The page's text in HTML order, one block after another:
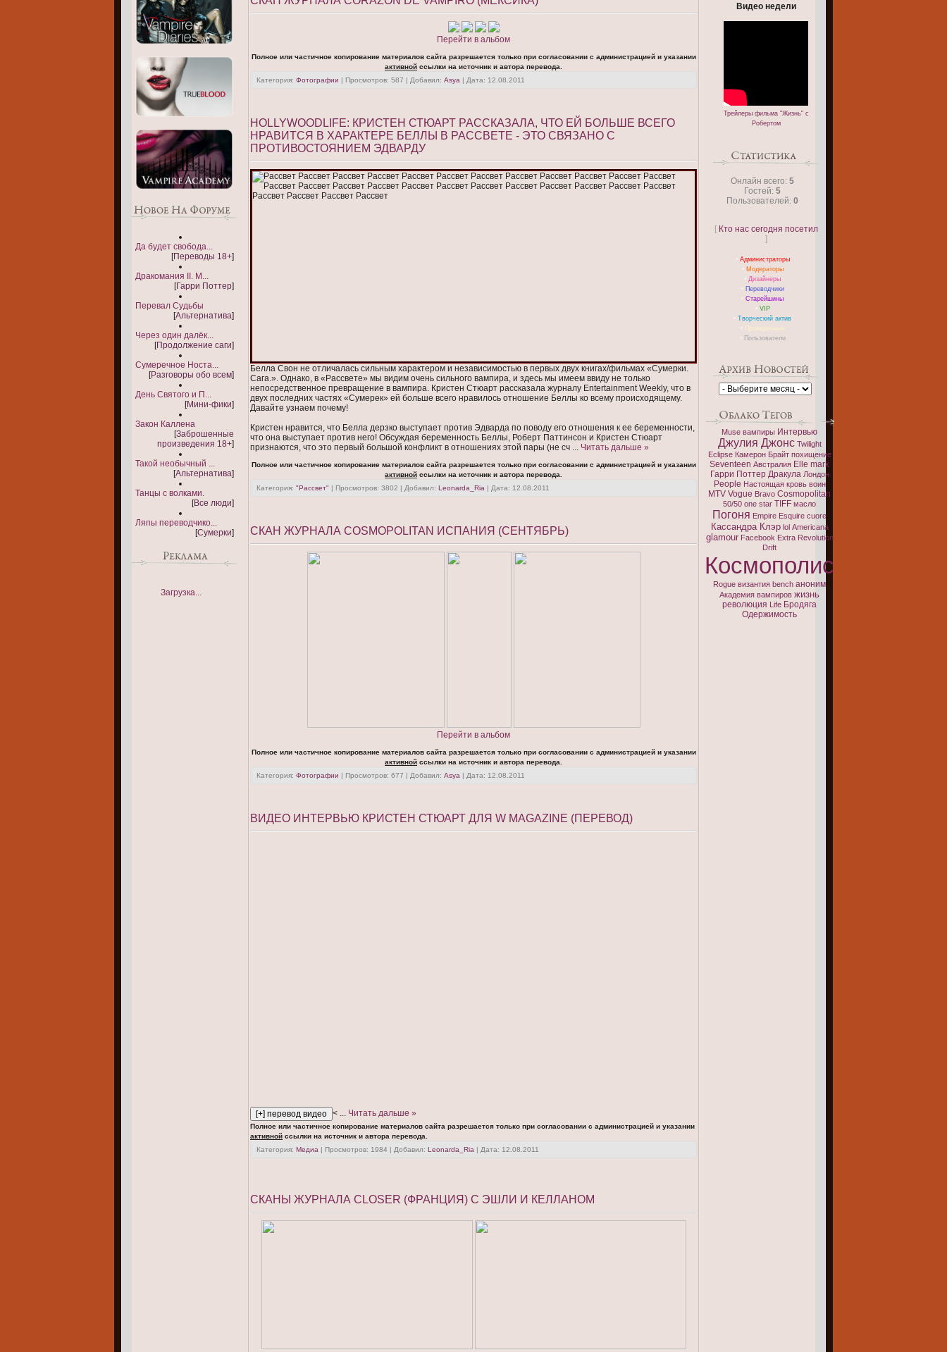
Да будет свобода...
[Переводы 18+]
Дракомания II. М...
[Гарри Поттер]
Перевал Судьбы
[Альтернатива]
Через один далёк...
[Продолжение саги]
Сумеречное Носта...
[Разговоры обо всем]
День Святого и П...
[Мини-фики]
Закон Каллена
[Заброшенные
произведения 18+]
Такой необычный ...
[Альтернатива]
Танцы с волками.
[Все люди]
Ляпы переводчико...
[Сумерки]
Загрузка...
Перейти в альбом
Полное или частичное копирование материалов сайта разрешается только при согласовании с администрацией и указании
активной ссылки на источник и автора перевода.
Категория: Фотографии | Просмотров: 587 | Добавил: Asya | Дата: 12.08.2011
HOLLYWOODLIFE: КРИСТЕН СТЮАРТ РАССКАЗАЛА, ЧТО ЕЙ БОЛЬШЕ ВСЕГО
НРАВИТСЯ В ХАРАКТЕРЕ БЕЛЛЫ В РАССВЕТЕ - ЭТО СВЯЗАНО С
ПРОТИВОСТОЯНИЕМ ЭДВАРДУ
Белла Свон не отличалась сильным характером и независимостью в первых двух книгах/фильмах «Сумерки.
Сага.». Однако, в «Рассвете» мы видим очень сильного вампира, и здесь мы имеем ввиду не только
непосредственное превращение в вампира. Кристен Стюарт рассказала журналу Entertainment Weekly, что в
двух последних частях «Сумерек» ей больше всего нравилось отношение Беллы ко всему происходящему.
Давайте узнаем почему!
Кристен нравится, что Белла дерзко выступает против Эдварда по поводу его отношения к ее беременности,
что она выступает против него! Обсуждая беременность Беллы, Роберт Паттинсон и Кристен Стюарт
признаются, что это первый большой конфликт в отношениях этой пары (не сч ... Читать дальше »
Полное или частичное копирование материалов сайта разрешается только при согласовании с администрацией и указании
активной ссылки на источник и автора перевода.
Категория: "Рассвет" | Просмотров: 3802 | Добавил: Leonarda_Ria | Дата: 12.08.2011
СКАН ЖУРНАЛА COSMOPOLITAN ИСПАНИЯ (СЕНТЯБРЬ)
Перейти в альбом
Полное или частичное копирование материалов сайта разрешается только при согласовании с администрацией и указании
активной ссылки на источник и автора перевода.
Категория: Фотографии | Просмотров: 677 | Добавил: Asya | Дата: 12.08.2011
ВИДЕО ИНТЕРВЬЮ КРИСТЕН СТЮАРТ ДЛЯ W MAGAZINE (ПЕРЕВОД)
< ... Читать дальше »
Полное или частичное копирование материалов сайта разрешается только при согласовании с администрацией и указании
активной ссылки на источник и автора перевода.
Категория: Медиа | Просмотров: 1984 | Добавил: Leonarda_Ria | Дата: 12.08.2011
СКАНЫ ЖУРНАЛА CLOSER (ФРАНЦИЯ) С ЭШЛИ И КЕЛЛАНОМ
Видео недели
Трейлеры фильма "Жизнь" с
Робертом
Онлайн всего: 5
Гостей: 5
Пользователей: 0
[ Кто нас сегодня посетил
]
• Администраторы
• Модераторы
• Дизайнеры
• Переводчики
• Старейшины
• VIP
• Творческий актив
•
• Пользователи
Muse вампиры Интервью
Джулия Джонс Twilight
Eclipse Камерон Брайт похищение
Seventeen Австралия Elle mark
Гарри Поттер Дракула Лондон
People Настоящая кровь воин
MTV Vogue Bravo Cosmopolitan
50/50 one star TIFF масло
Погоня Empire Esquire cuore
Кассандра Клэр lol Americana
glamour Facebook Extra Revolution
Drift
Космополис
Rogue византия bench аноним
Академия вампиров жизнь
революция Life Бродяга
Одержимость